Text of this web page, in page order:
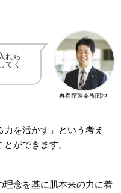
再春館製薬所間地
れら
てく
を活かす」という考え
ができます。
理念を基に肌本来の力に着